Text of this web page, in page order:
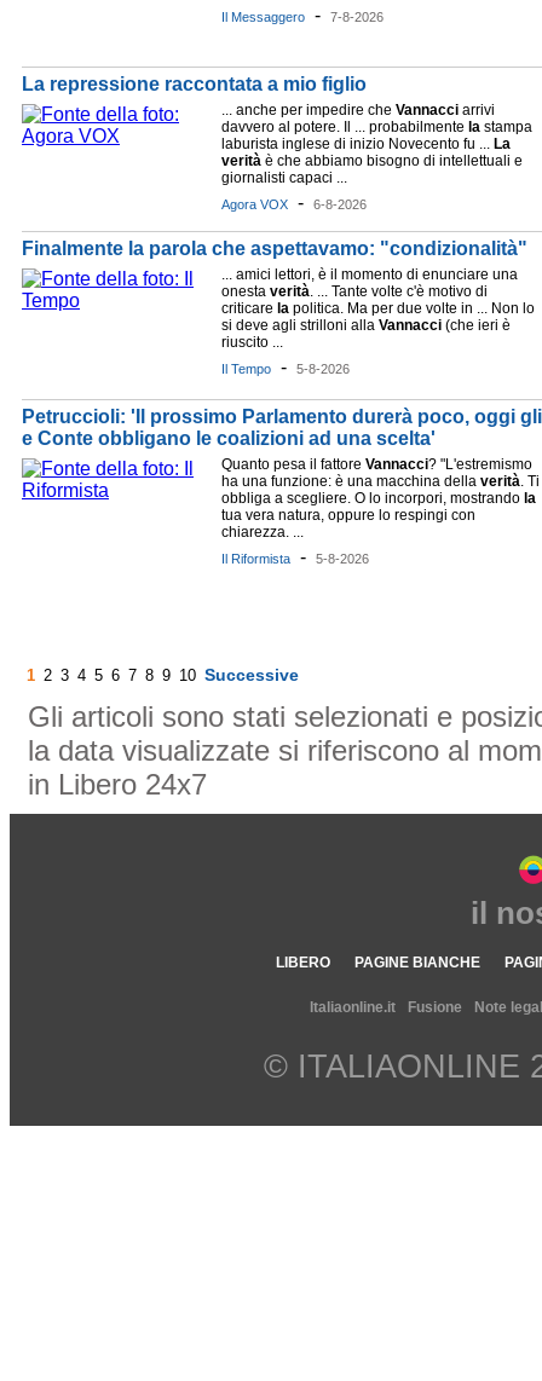
Il Messaggero - 7-8-2026
La repressione raccontata a mio figlio
... anche per impedire che Vannacci arrivi
davvero al potere. Il ... probabilmente la stampa
laburista inglese di inizio Novecento fu ... La
verità è che abbiamo bisogno di intellettuali e
giornalisti capaci ...
Agora VOX - 6-8-2026
Finalmente la parola che aspettavamo: "condizionalità"
... amici lettori, è il momento di enunciare una
onesta verità. ... Tante volte c'è motivo di
criticare la politica. Ma per due volte in ... Non lo
si deve agli strilloni alla Vannacci (che ieri è
riuscito ...
Il Tempo - 5-8-2026
Petruccioli: 'Il prossimo Parlamento durerà poco, oggi
e Conte obbligano le coalizioni ad una scelta'
Quanto pesa il fattore Vannacci? "L'estremismo
ha una funzione: è una macchina della verità. Ti
obbliga a scegliere. O lo incorpori, mostrando la
tua vera natura, oppure lo respingi con
chiarezza. ...
Il Riformista - 5-8-2026
1 2 3 4 5 6 7 8 9 10 Successive
Gli articoli sono stati selezionati e
la data visualizzate si riferiscono al
in Libero 24x7
il
LIBERO PAGINE BIANCHE
Italiaonline.it Fusione Note
© ITALIAONLINE